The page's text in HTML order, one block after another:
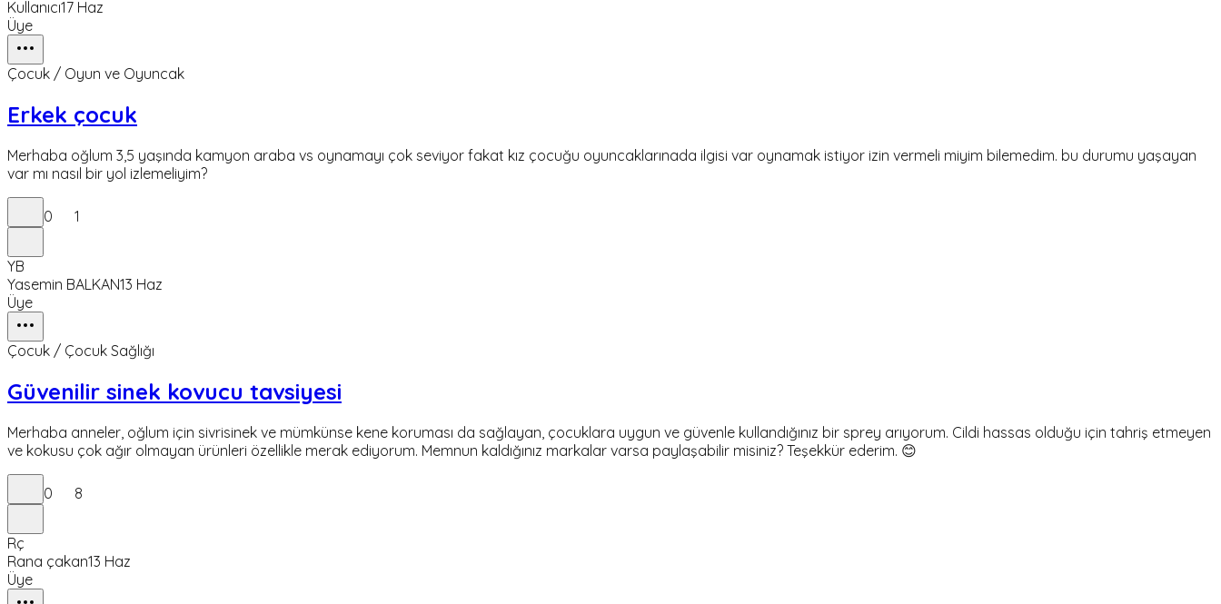
Kullanıcı17 Haz
Üye
Çocuk / Oyun ve Oyuncak
Erkek çocuk
Merhaba oğlum 3,5 yaşında kamyon araba vs oynamayı çok seviyor fakat kız çocuğu oyuncaklarınada ilgisi var oynamak istiyor izin vermeli miyim bilemedim. bu durumu yaşayan
var mı nasıl bir yol izlemeliyim?
0 1
YB
Yasemin BALKAN13 Haz
Üye
Çocuk / Çocuk Sağlığı
Güvenilir sinek kovucu tavsiyesi
Merhaba anneler, oğlum için sivrisinek ve mümkünse kene koruması da sağlayan, çocuklara uygun ve güvenle kullandığınız bir sprey arıyorum. Cildi hassas olduğu için tahriş etmeyen
ve kokusu çok ağır olmayan ürünleri özellikle merak ediyorum. Memnun kaldığınız markalar varsa paylaşabilir misiniz? Teşekkür ederim. 😊
0 8
Rç
Rana çakan13 Haz
Üye